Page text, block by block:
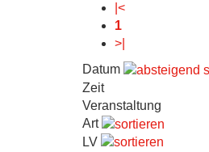
|<
1
>|
Datum
Zeit
Veranstaltung
Art
LV